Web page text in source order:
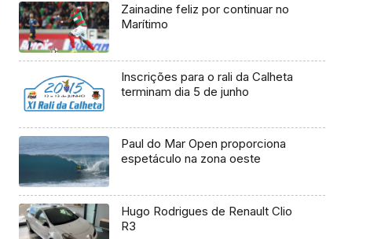
Zainadine feliz por continuar no
Marítimo
Inscrições para o rali da Calheta
terminam dia 5 de junho
Paul do Mar Open proporciona
espetáculo na zona oeste
Hugo Rodrigues de Renault Clio
R3